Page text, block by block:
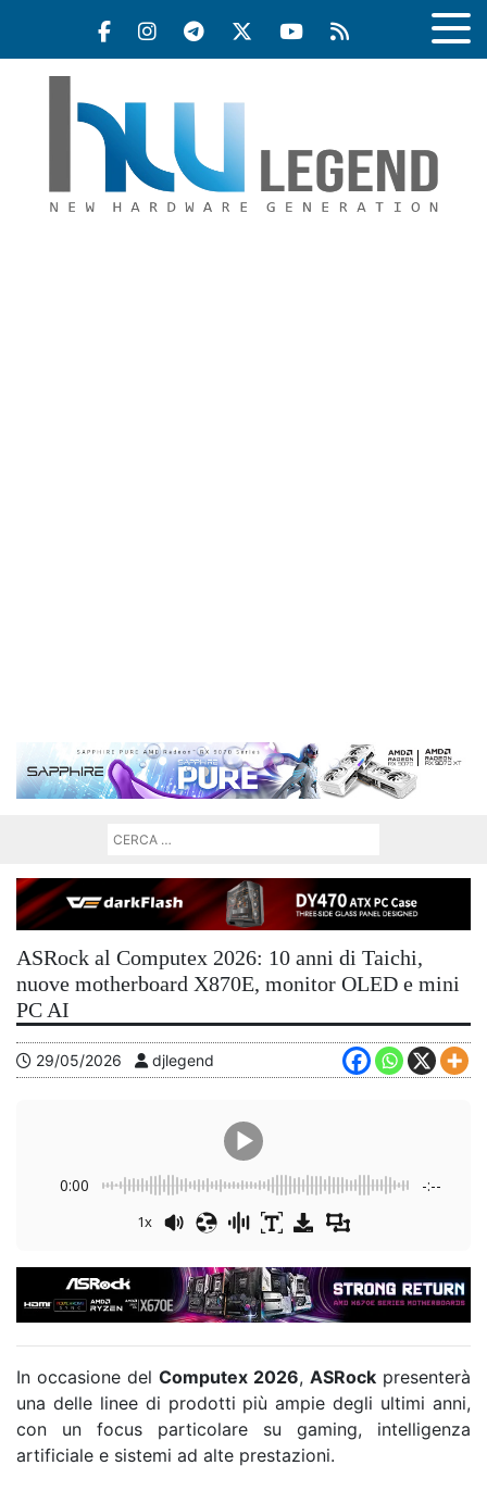
ASRock al Computex 2026: 10 anni di Taichi,
nuove motherboard X870E, monitor OLED e mini
PC AI
29/05/2026 djlegend
0:00 -:--
1x
In occasione del Computex 2026, ASRock presenterà
una delle linee di prodotti più ampie degli ultimi anni,
con un focus particolare su gaming, intelligenza
artificiale e sistemi ad alte prestazioni.